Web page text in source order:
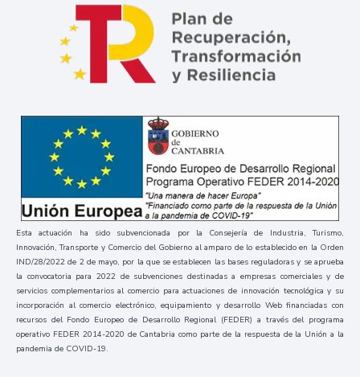
Esta actuación ha sido subvencionada por la Consejería de Industria, Turismo,
Innovación, Transporte y Comercio del Gobierno al amparo de lo establecido en la Orden
IND/28/2022 de 2 de mayo, por la que se establecen las bases reguladoras y se aprueba
la convocatoria para 2022 de subvenciones destinadas a empresas comerciales y de
servicios complementarios al comercio para actuaciones de innovación tecnológica y su
incorporación al comercio electrónico, equipamiento y desarrollo Web financiadas con
recursos del Fondo Europeo de Desarrollo Regional (FEDER) a través del programa
operativo FEDER 2014-2020 de Cantabria como parte de la respuesta de la Unión a la
pandemia de COVID-19.